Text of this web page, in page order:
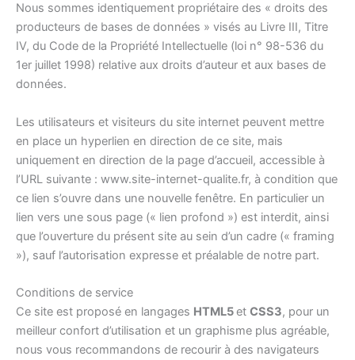
Nous sommes identiquement propriétaire des « droits des
producteurs de bases de données » visés au Livre III, Titre
IV, du Code de la Propriété Intellectuelle (loi n° 98-536 du
1er juillet 1998) relative aux droits d’auteur et aux bases de
données.
Les utilisateurs et visiteurs du site internet peuvent mettre
en place un hyperlien en direction de ce site, mais
uniquement en direction de la page d’accueil, accessible à
l’URL suivante : www.site-internet-qualite.fr, à condition que
ce lien s’ouvre dans une nouvelle fenêtre. En particulier un
lien vers une sous page (« lien profond ») est interdit, ainsi
que l’ouverture du présent site au sein d’un cadre (« framing
»), sauf l’autorisation expresse et préalable de notre part.
Conditions de service
Ce site est proposé en langages HTML5et CSS3, pour un
meilleur confort d’utilisation et un graphisme plus agréable,
nous vous recommandons de recourir à des navigateurs